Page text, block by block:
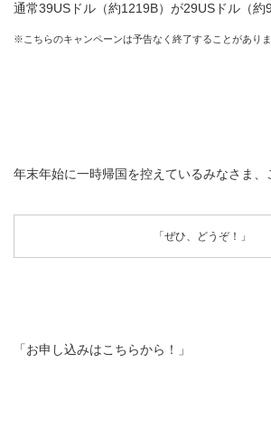
通常39USドル（約1219B）が29USドル（約
※こちらのキャンペーンは予告なく終了することがあり
年末年始に一時帰国を控えているみなさま、
「ぜひ、どうぞ！」
「お申し込みはこちらから！」